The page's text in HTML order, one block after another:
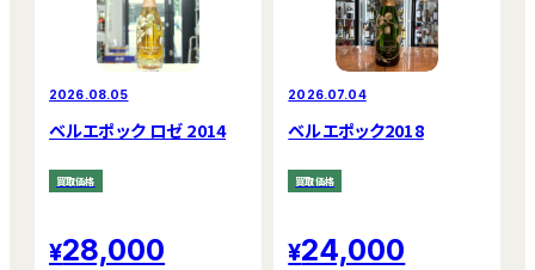
2026.08.05
ベルエポック ロゼ 2014
買取価格
28,000
2026.07.04
ベルエポック2018
買取価格
24,000